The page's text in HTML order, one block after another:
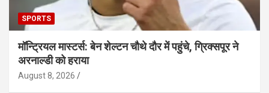
SPORTS
मॉन्ट्रियल मास्टर्स: बेन शेल्टन चौथे दौर में पहुंचे, ग्रिक्सपूर ने
अरनाल्डी को हराया
August 8, 2026